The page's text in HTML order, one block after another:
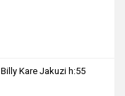
Billy Kare Jakuzi h:55